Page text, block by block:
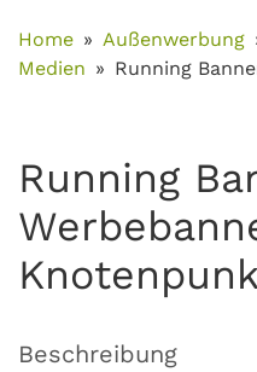
Home Außenwerbung
Medien
Running
Running
Beschreibung